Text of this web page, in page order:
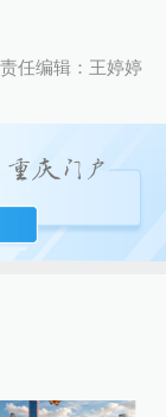
责任编辑：王婷婷